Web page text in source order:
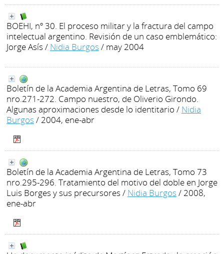
BOEHI, nº 30. El proceso militar y la fractura del campo
intelectual argentino. Revisión de un caso emblemático:
Jorge Asís / Nidia Burgos / may 2004
Boletín de la Academia Argentina de Letras, Tomo 69
nro.271-272. Campo nuestro, de Oliverio Girondo.
Algunas aproximaciones desde lo identitario / Nidia
Burgos / 2004, ene-abr
Boletín de la Academia Argentina de Letras, Tomo 73
nro.295-296. Tratamiento del motivo del doble en Jorge
Luis Borges y sus precursores / Nidia Burgos / 2008,
ene-abr